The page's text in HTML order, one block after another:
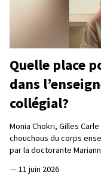
Quelle place
dans
collégial?
Monia Chokri, Gilles
chouchous du corps
par la doctorante
— 11 juin 2026